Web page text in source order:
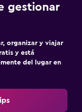
gestionar
organizar y viajar
y está
del lugar en